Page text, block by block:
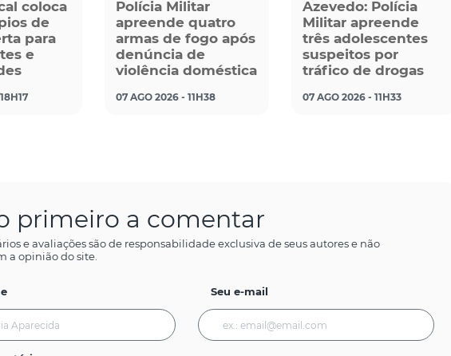
coloca
de
para
e
Polícia Militar
apreende quatro
armas de fogo após
denúncia de
violência doméstica
07 AGO 2026 - 11H38
Azevedo: Polícia
Militar apreende
três adolescentes
suspeitos por
tráfico de drogas
07 AGO 2026 - 11H33
primeiro a comentar
e avaliações são de responsabilidade exclusiva de seus autores e não
a opinião do site.
Seu e-mail